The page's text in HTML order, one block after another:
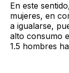
En este
mujeres, en
a igualarse,
alto consumo
1.5 hombres